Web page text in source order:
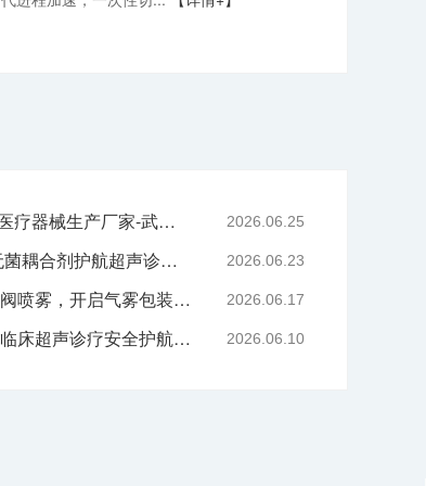
专业二元阀鼻喷OEM/ODM二类医疗器械生产厂家-武汉耦合医学 2026.06.25
严守医用耗材质控底线 高品质无菌耦合剂护航超声诊疗院感安全-武汉耦合医学 2026.06.23
技术赋能喷雾产品升级｜二元袋阀喷雾，开启气雾包装新工艺时代 2026.06.17
告别刺激与感染，无菌耦合剂为临床超声诊疗安全护航-武汉耦合医学 2026.06.10